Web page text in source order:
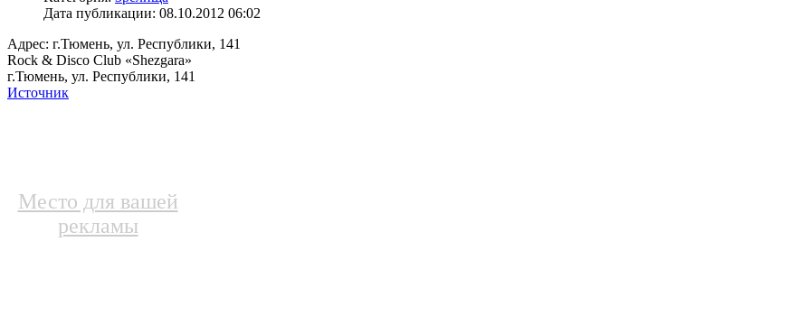
Дата публикации: 08.10.2012 06:02
Адрес: г.Тюмень, ул. Республики, 141
Rock & Disco Club «Shezgara»
г.Тюмень, ул. Республики, 141
Источник
Место для вашей
рекламы